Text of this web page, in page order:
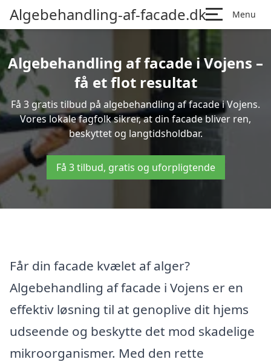
Algebehandling-af-facade.dk Menu
Algebehandling af facade i Vojens –
få et flot resultat
Få 3 gratis tilbud på algebehandling af facade i Vojens.
Vores lokale fagfolk sikrer, at din facade bliver ren,
beskyttet og langtidsholdbar.
Få 3 tilbud, gratis og uforpligtende
Får din facade kvælet af alger?
Algebehandling af facade i Vojens er en
effektiv løsning til at genoplive dit hjems
udseende og beskytte det mod skadelige
mikroorganismer. Med den rette